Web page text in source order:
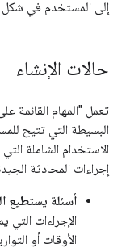
إلى المستخدم في شكل
حالات الإنشاء
تعمل "المهام القائمة
البسيطة التي تتيح
الاستخدام الشاملة
إجراءات المحادثة
أسئلة يستطيع
الإجراءات
الأوقات أو